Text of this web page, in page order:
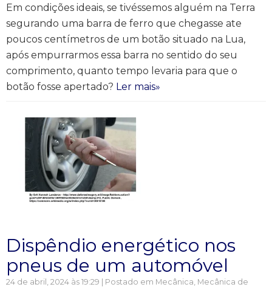
Em condições ideais, se tivéssemos alguém na Terra
segurando uma barra de ferro que chegasse ate
poucos centímetros de um botão situado na Lua,
após empurrarmos essa barra no sentido do seu
comprimento, quanto tempo levaria para que o
botão fosse apertado? Ler mais»
Dispêndio energético nos
pneus de um automóvel
24 de abril, 2024 às 19:29 | Postado em Mecânica, Mecânica de